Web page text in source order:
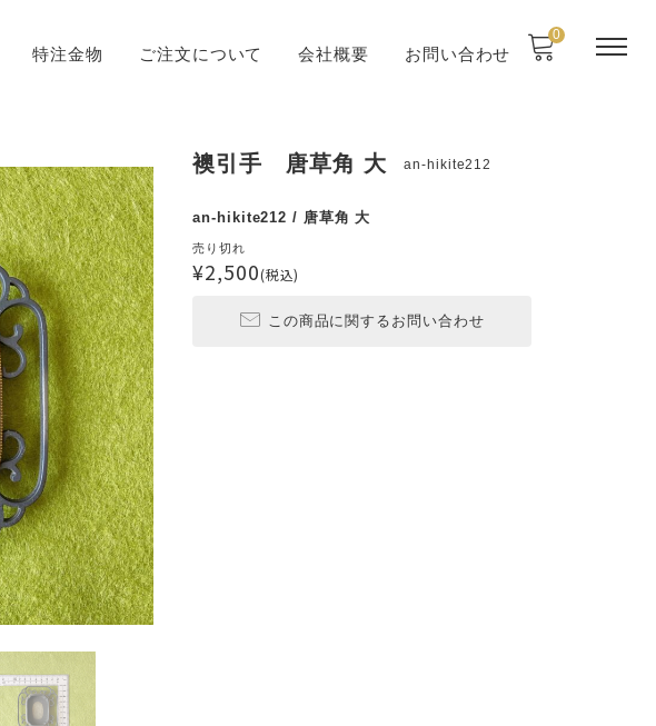
特注金物 ご注文について 会社概要 お問い合わせ
0
襖引手 唐草角 大 an-hikite212
an-hikite212 / 唐草角 大
売り切れ
¥2,500(税込)
この商品に関するお問い合わせ